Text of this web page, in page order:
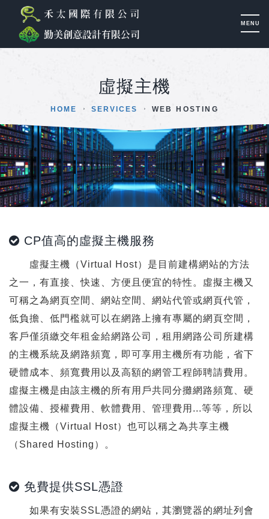
虛擬主機
HOME SERVICES WEB HOSTING
CP值高的虛擬主機服務
虛擬主機（Virtual Host）是目前建構網站的方法
之一，有直接、快速、方便且便宜的特性。虛擬主機又
可稱之為網頁空間、網站空間、網站代管或網頁代管，
低負擔、低門檻就可以在網路上擁有專屬的網頁空間，
客戶僅須繳交年租金給網路公司，租用網路公司所建構
的主機系統及網路頻寬，即可享用主機所有功能，省下
硬體成本、頻寬費用以及高額的網管工程師聘請費用。
虛擬主機是由該主機的所有用戶共同分攤網路頻寬、硬
體設備、授權費用、軟體費用、管理費用...等等，所以
虛擬主機（Virtual Host）也可以稱之為共享主機
（Shared Hosting）。
免費提供SSL憑證
如果有安裝SSL憑證的網站，其瀏覽器的網址列會